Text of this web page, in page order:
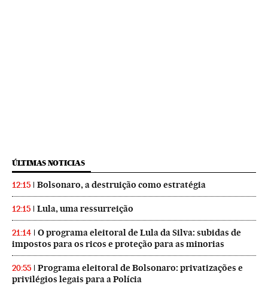
ÚLTIMAS NOTICIAS
12:15 Bolsonaro, a destruição como estratégia
12:15 Lula, uma ressurreição
21:14
O programa eleitoral de Lula da Silva: subidas de
impostos para os ricos e proteção para as minorias
20:55
Programa eleitoral de Bolsonaro: privatizações e
privilégios legais para a Polícia